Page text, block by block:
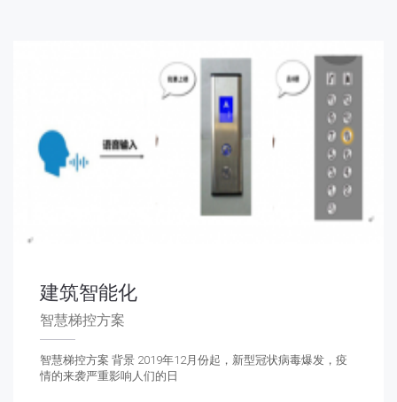
建筑智能化
智慧梯控方案
智慧梯控方案 背景 2019年12月份起，新型冠状病毒爆发，疫
情的来袭严重影响人们的日